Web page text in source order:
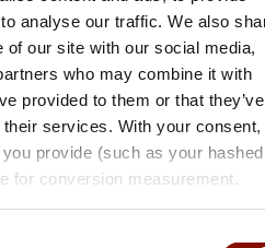
analyse our traffic. We also
our site with our social media,
who may combine it with
provided to them or that they’ve
services. With your consent,
provide (such as your hashed
for conversion measurement.